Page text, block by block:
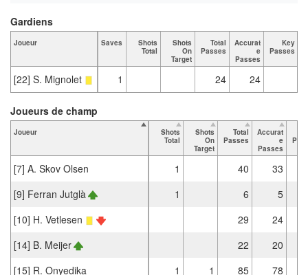
Joueur Saves
Shots
Total
Shots
On
Target
Total
Passes
Accurat
e
Passes
Key
Passes
[22] S. Mignolet 1 24 24
Gardiens
Joueur
Shots
Total
Shots
On
Target
Total
Passes
Accurat
e
Passes
[7] A. Skov Olsen 1 40
33
[9] Ferran Jutglà
1 6
5
[10] H. Vetlesen
29
24
[14] B. Meijer
22
20
[15] R. Onyedika
1 1 85 78
Joueurs de champ